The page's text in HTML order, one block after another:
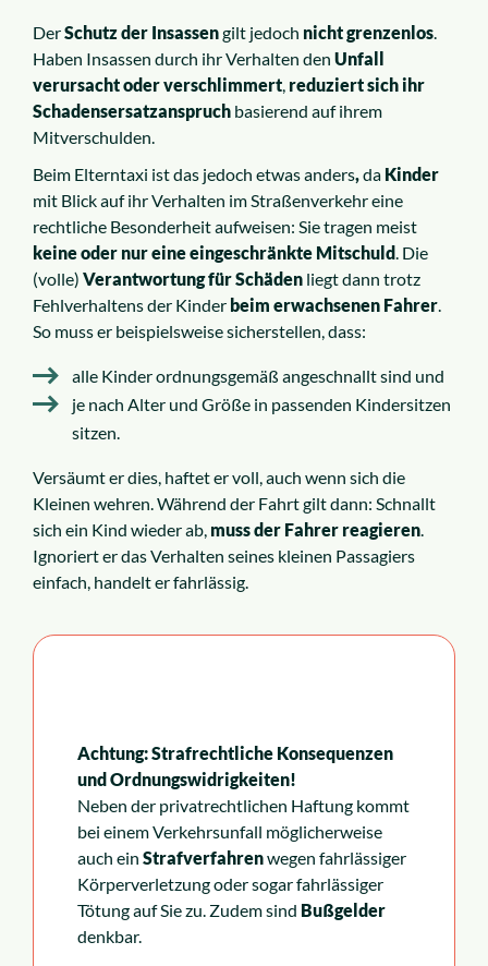
DerSchutz der Insassengilt jedoch nicht grenzenlos.
Haben Insassen durch ihr Verhalten den Unfall
verursacht oder verschlimmert, reduziert sich ihr
Schadensersatzanspruch basierend auf ihrem
Mitverschulden.
Beim Elterntaxi ist das jedoch etwas anders,da Kinder
mit Blick auf ihr Verhalten im Straßenverkehr eine
rechtliche Besonderheit aufweisen: Sie tragen meist
keine oder nur eine eingeschränkte Mitschuld. Die
(volle) Verantwortung für Schäden liegt dann trotz
Fehlverhaltens der Kinder beim erwachsenen Fahrer.
So muss er beispielsweise sicherstellen, dass:
alle Kinder ordnungsgemäß angeschnallt sind und
je nach Alter und Größe in passenden Kindersitzen
sitzen.
Versäumt er dies, haftet er voll, auch wenn sich die
Kleinen wehren. Während der Fahrt gilt dann: Schnallt
sich ein Kind wieder ab, muss der Fahrer reagieren.
Ignoriert er das Verhalten seines kleinen Passagiers
einfach, handelt er fahrlässig.
Achtung: Strafrechtliche Konsequenzen
und Ordnungswidrigkeiten!
Neben der privatrechtlichen Haftung kommt
bei einem Verkehrsunfall möglicherweise
auch ein Strafverfahrenwegen fahrlässiger
Körperverletzung oder sogar fahrlässiger
Tötung auf Sie zu. Zudem sind Bußgelder
denkbar.